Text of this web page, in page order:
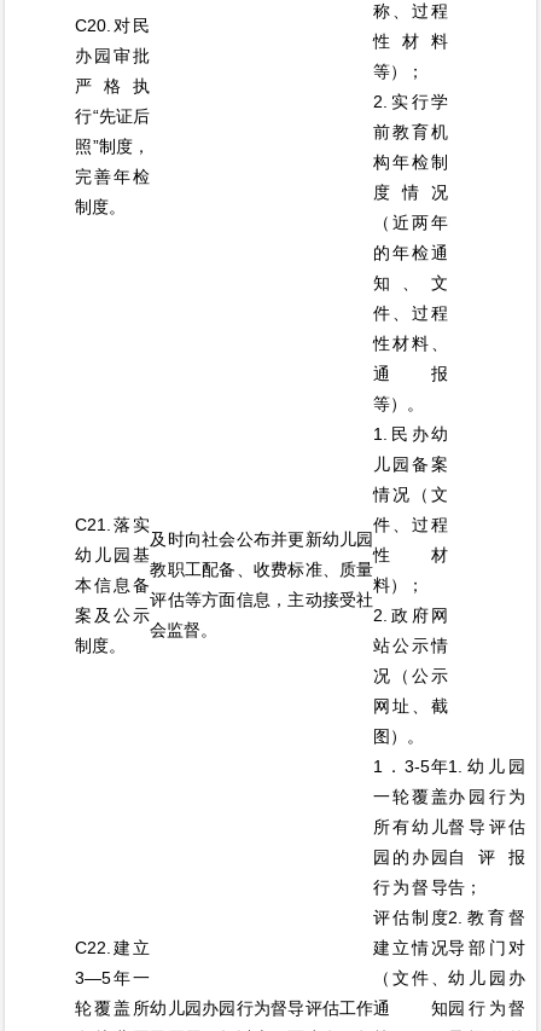
C20.对民
办园审批
严格执
行“先证后
照”制度，
完善年检
制度。
称、过程
性材料
等）；
2.实行学
前教育机
构年检制
度情况
（近两年
的年检通
知、文
件、过程
性材料、
通报
等）。
C21.落实
幼儿园基
本信息备
案及公示
制度。
及时向社会公布并更新幼儿园
教职工配备、收费标准、质量
评估等方面信息，主动接受社
会监督。
1.民办幼
儿园备案
情况（文
件、过程
性材
料）；
2.政府网
站公示情
况（公示
网址、截
图）。
C22.建立
3—5年一
轮覆盖所幼儿园办园行为督导评估工作
1．3-5年
一轮覆盖
所有幼儿
园的办园
行为督导
评估制度
建立情况
（文件、
通知
1.幼儿园
办园行为
督导评估
自评报
告；
2.教育督
导部门对
幼儿园办
园行为督